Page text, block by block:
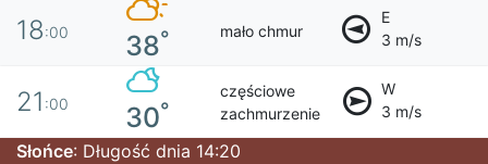
18:00 38° mało chmur
E
3 m/s
21 :00 30°
częściowe
zachmurzenie
W
3 m/s
Słońce: Długość dnia 14:20